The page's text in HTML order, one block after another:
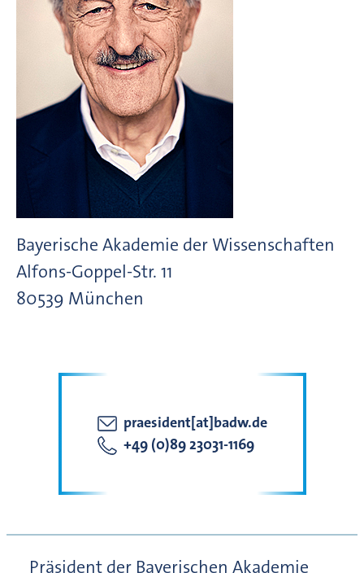
Bayerische Akademie der Wissenschaften
Alfons-Goppel-Str. 11
80539 München
praesident[at]badw.de
+49 (0)89 23031-1169
Präsident der Bayerischen Akademie